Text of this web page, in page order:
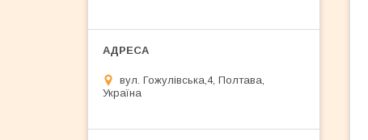
вул. Гожулівська,4, Полтава,
Україна